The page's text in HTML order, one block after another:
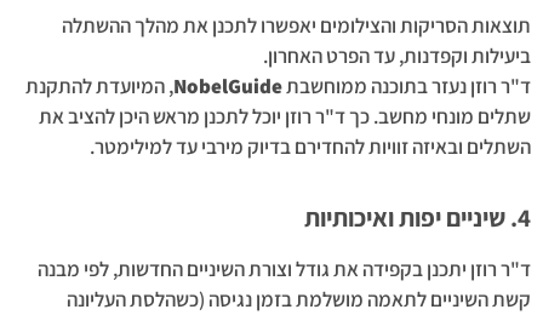
תוצאות הסריקות והצילומים יאפשרו לתכנן את מהלך ההשתלה
ביעילות וקפדנות, עד הפרט האחרון.
ד"ר רוזן נעזר בתוכנה ממוחשבתNobelGuide, המיועדת להתקנת
שתלים מונחי מחשב. כך ד"ר רוזן יוכל לתכנן מראש היכן להציב את
השתלים ובאיזה זוויות להחדירם בדיוק מירבי עד למילימטר.
4. שיניים יפות ואיכותיות
ד"ר רוזן יתכנן בקפידה את גודל וצורת השיניים החדשות, לפי מבנה
קשת השיניים לתאמה מושלמת בזמן נגיסה (כשהלסת העליונה